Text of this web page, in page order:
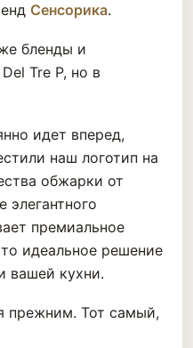
Сенсорика.
бленды и
Tre P, но в
идет вперед,
наш логотип на
обжарки от
элегантного
премиальное
идеальное решение
вашей кухни.
прежним. Тот самый,